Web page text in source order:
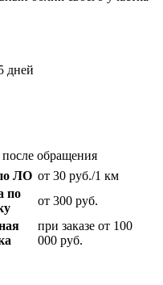
дней
после обращения
ЛО от 30 руб./1 км
по
от 300 руб.
при заказе от 100
000 руб.